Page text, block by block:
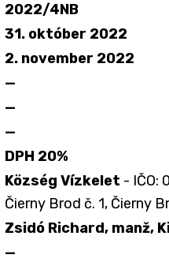
2022/4NB
31. október 2022
2. november 2022
—
—
—
DPH 20%
Község Vízkelet - IČO:
Čierny Brod č. 1, Čierny
Zsidó Richard, manž,
—